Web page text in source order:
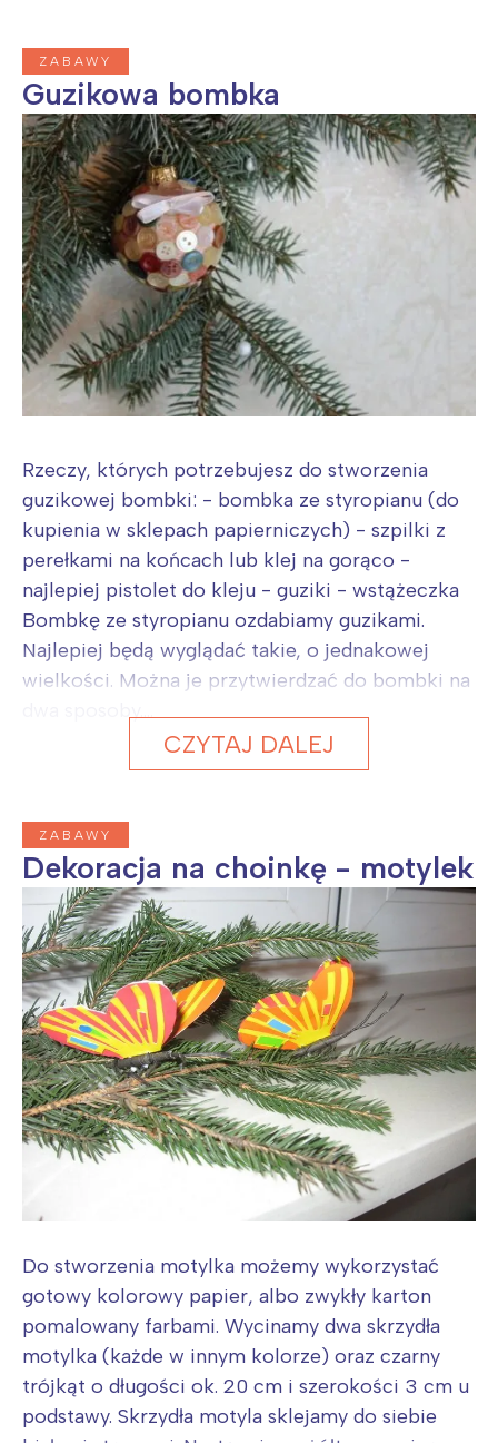
ZABAWY
Guzikowa bombka
Rzeczy, których potrzebujesz do stworzenia
guzikowej bombki: - bombka ze styropianu (do
kupienia w sklepach papierniczych) - szpilki z
perełkami na końcach lub klej na gorąco -
najlepiej pistolet do kleju - guziki - wstążeczka
Bombkę ze styropianu ozdabiamy guzikami.
Najlepiej będą wyglądać takie, o jednakowej
wielkości. Można je przytwierdzać do bombki na
CZYTAJ DALEJ
ZABAWY
Dekoracja na choinkę - motylek
Do stworzenia motylka możemy wykorzystać
gotowy kolorowy papier, albo zwykły karton
pomalowany farbami. Wycinamy dwa skrzydła
motylka (każde w innym kolorze) oraz czarny
trójkąt o długości ok. 20 cm i szerokości 3 cm u
podstawy. Skrzydła motyla sklejamy do siebie